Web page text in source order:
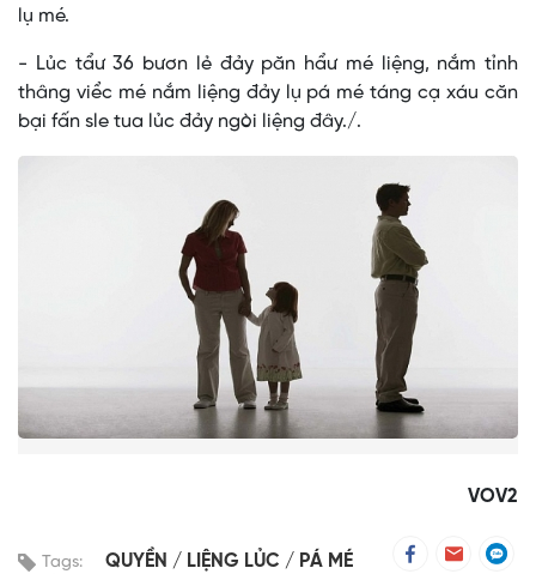
lụ mé.
- Lủc tẩư 36 bươn lẻ đảy păn hẩư mé liệng, nắm tỉnh
thâng viểc mé nắm liệng đảy lụ pá mé táng cạ xáu căn
bại fấn sle tua lủc đảy ngòi liệng đây./.
VOV2
Tags: QUYỀN LIỆNG LỦC
PÁ MÉ